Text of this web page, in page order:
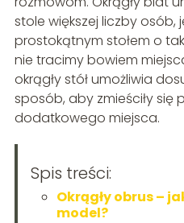
stole większej liczby osób,
prostokątnym stołem o
nie tracimy bowiem
okrągły stół umożliwia
sposób, aby zmieściły się
dodatkowego miejsca.
Spis treści:
Okrągły obrus –
model?